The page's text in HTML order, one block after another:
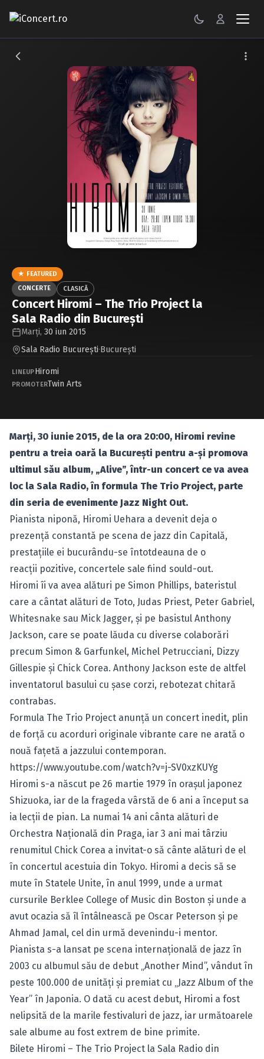
CONCERTE
Caută în site...
★ FEATURED
CONCERTE
CLASICĂ
Concert Hiromi – The Trio Project la
Sala Radio din Bucureşti
Marți, 30 iun 2015
Sala Radio Bucureşti·Bucureşti
LINEUPHiromi
PROMOTERTwin Arts
Marţi, 30 iunie 2015, de la ora 20:00, Hiromi revine
pentru a treia oară la Bucureşti pentru a-şi promova
ultimul său album, „Alive”, într-un concert ce va avea
loc la Sala Radio, în formula The Trio Project, parte
din seria de evenimente Jazz Night Out.
Pianista niponă, Hiromi Uehara a devenit deja o
prezenţă constantă pe scena de jazz din Capitală,
prestaţiile ei bucurându-se întotdeauna de o
reacţii pozitive, concertele sale fiind sould-out.
Hiromi îi va avea alături pe Simon Phillips, bateristul
care a cântat alături de Toto, Judas Priest, Peter Gabriel,
Whitesnake sau Mick Jagger, şi pe basistul Anthony
Jackson, care se poate lăuda cu diverse colaborări
precum Simon & Garfunkel, Michel Petrucciani, Dizzy
Gillespie și Chick Corea. Anthony Jackson este de altfel
inventatorul basului cu şase corzi, rebotezat chitară
contrabas.
Formula The Trio Project anunţă un concert inedit, plin
de forţă cu acorduri originale vibrante care ne arată o
nouă faţetă a jazzului contemporan.
https://www.youtube.com/watch?v=j-SV0xzKUYg
Hiromi s-a născut pe 26 martie 1979 în oraşul japonez
Shizuoka, iar de la frageda vârstă de 6 ani a început sa
ia lecţii de pian. La numai 14 ani cânta alături de
Orchestra Naţională din Praga, iar 3 ani mai târziu
renumitul Chick Corea a invitat-o să cânte alături de el
în concertul acestuia din Tokyo. Hiromi a decis să se
mute în Statele Unite, în anul 1999, unde a urmat
cursurile Berklee College of Music din Boston şi unde a
avut ocazia să îl întâlnească pe Oscar Peterson şi pe
Ahmad Jamal, cel din urmă devenindu-i mentor.
Pianista s-a lansat pe scena internaţională de jazz în
2003 cu albumul său de debut „Another Mind”, vândut în
peste 100.000 de unităţi şi premiat cu „Jazz Album of the
Year” în Japonia. O dată cu acest debut, Hiromi a fost
nelipsită de la marile festivaluri de jazz, iar următoarele
sale albume au fost extrem de bine primite.
Bilete Hiromi – The Trio Project la Sala Radio din